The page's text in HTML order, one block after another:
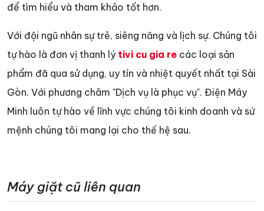
để tìm hiểu và tham khảo tốt hơn.
Với đội ngũ nhân sự trẻ, siêng năng và lịch sự. Chúng tôi
tự hào là đơn vị thanh lý tivi cu gia re các loại sản
phẩm đã qua sử dụng, uy tín và nhiệt quyết nhất tại Sài
Gòn. Với phương châm "Dịch vụ là phục vụ". Điện Máy
Minh luôn tự hào về lĩnh vực chúng tôi kinh doanh và sứ
mệnh chúng tôi mang lại cho thế hệ sau.
Máy giặt cũ liên quan